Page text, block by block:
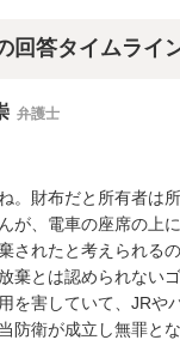
回答タイムライ
弁護士
。財布だと所有者は
が、電車の座席の上
されたと考えられるの
棄とは認められない
を害していて、JRや
防衛が成立し無罪と